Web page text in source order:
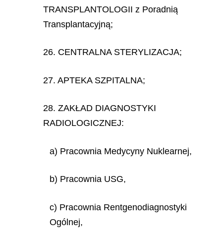
TRANSPLANTOLOGII z Poradnią
Transplantacyjną;
26. CENTRALNA STERYLIZACJA;
27. APTEKA SZPITALNA;
28. ZAKŁAD DIAGNOSTYKI
RADIOLOGICZNEJ:
a) Pracownia Medycyny Nuklearnej,
b) Pracownia USG,
c) Pracownia Rentgenodiagnostyki
Ogólnej,